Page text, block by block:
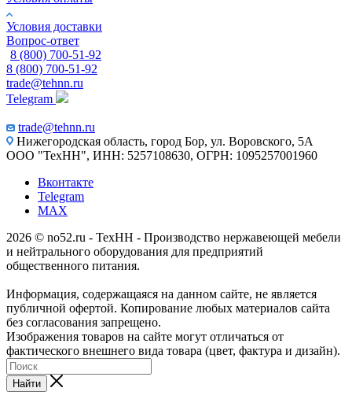
Условия доставки
Вопрос-ответ
8 (800) 700-51-92
8 (800) 700-51-92
trade@tehnn.ru
Telegram
trade@tehnn.ru
Нижегородская область, город Бор, ул. Воровского, 5А
ООО "ТехНН", ИНН: 5257108630, ОГРН: 1095257001960
Вконтакте
Telegram
MAX
2026 © no52.ru - ТехНН - Производство нержавеющей мебели
и нейтрального оборудования для предприятий
общественного питания.
Информация, содержащаяся на данном сайте, не является
публичной офертой. Копирование любых материалов сайта
без согласования запрещено.
Изображения товаров на сайте могут отличаться от
фактического внешнего вида товара (цвет, фактура и дизайн).
Найти